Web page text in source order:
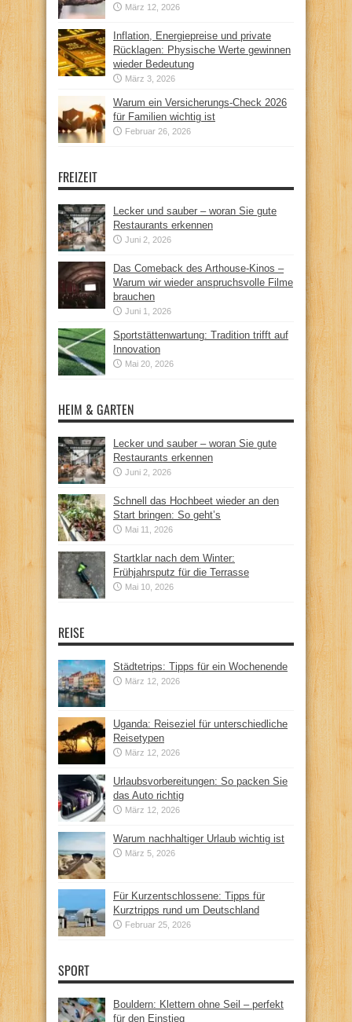
März 12, 2026
Inflation, Energiepreise und private
Rücklagen: Physische Werte gewinnen
wieder Bedeutung
März 3, 2026
Warum ein Versicherungs-Check 2026
für Familien wichtig ist
Februar 26, 2026
FREIZEIT
Lecker und sauber – woran Sie gute
Restaurants erkennen
Juni 2, 2026
Das Comeback des Arthouse-Kinos –
Warum wir wieder anspruchsvolle Filme
brauchen
Juni 1, 2026
Sportstättenwartung: Tradition trifft auf
Innovation
Mai 20, 2026
HEIM & GARTEN
Lecker und sauber – woran Sie gute
Restaurants erkennen
Juni 2, 2026
Schnell das Hochbeet wieder an den
Start bringen: So geht’s
Mai 11, 2026
Startklar nach dem Winter:
Frühjahrsputz für die Terrasse
Mai 10, 2026
REISE
Städtetrips: Tipps für ein Wochenende
März 12, 2026
Uganda: Reiseziel für unterschiedliche
Reisetypen
März 12, 2026
Urlaubsvorbereitungen: So packen Sie
das Auto richtig
März 12, 2026
Warum nachhaltiger Urlaub wichtig ist
März 5, 2026
Für Kurzentschlossene: Tipps für
Kurztripps rund um Deutschland
Februar 25, 2026
SPORT
Bouldern: Klettern ohne Seil – perfekt
für den Einstieg